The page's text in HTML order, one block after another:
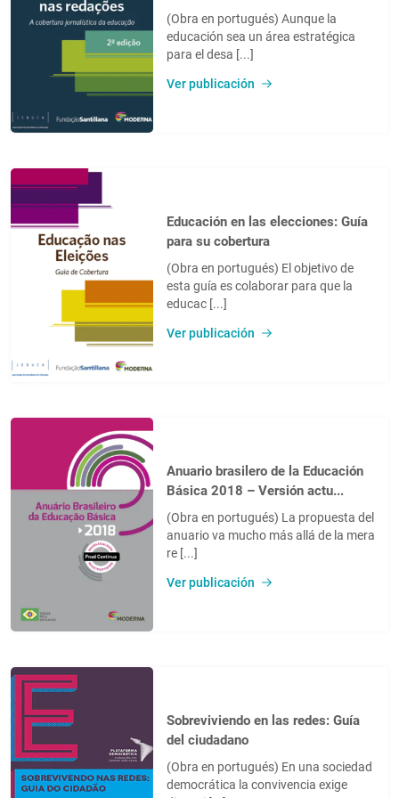
(Obra en portugués) Aunque la
educación sea un área estratégica
para el desa [...]
Ver publicación
Educación en las elecciones: Guía
para su cobertura
(Obra en portugués) El objetivo de
esta guía es colaborar para que la
educac [...]
Ver publicación
Anuario brasilero de la Educación
Básica 2018 – Versión actu...
(Obra en portugués) La propuesta del
anuario va mucho más allá de la mera
re [...]
Ver publicación
Sobreviviendo en las redes: Guía
del ciudadano
(Obra en portugués) En una sociedad
democrática la convivencia exige